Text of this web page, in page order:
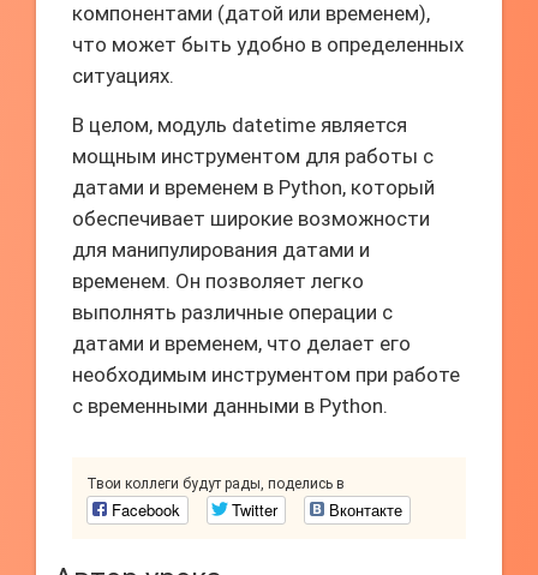
компонентами (датой или временем),
что может быть удобно в определенных
ситуациях.
В целом, модуль datetime является
мощным инструментом для работы с
датами и временем в Python, который
обеспечивает широкие возможности
для манипулирования датами и
временем. Он позволяет легко
выполнять различные операции с
датами и временем, что делает его
необходимым инструментом при работе
с временными данными в Python.
Твои коллеги будут рады, поделись в
Facebook Twitter Вконтакте